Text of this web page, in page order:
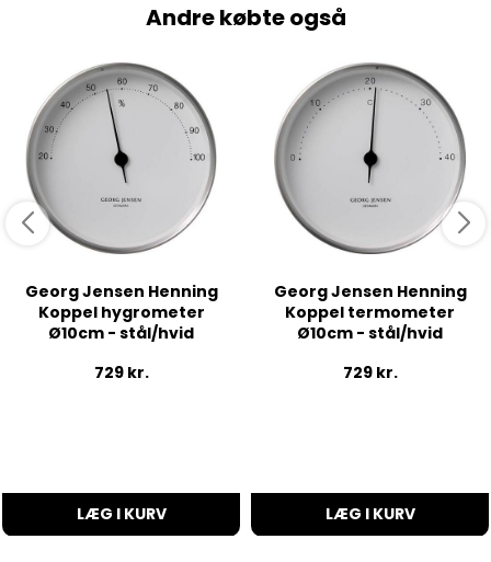
Andre købte også
Georg Jensen Henning
Koppel hygrometer
Ø10cm - stål/hvid
729 kr.
LÆG I KURV
Georg Jensen Henning
Koppel termometer
Ø10cm - stål/hvid
729 kr.
LÆG I KURV